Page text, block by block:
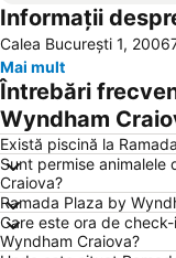
Sărari
Restaurantul Rex
Siloz
Fața Luncii
Informații
Calea București 1,
Mai mult
Întrebări
Wyndham
Există piscină la
Sunt permise animalele
Craiova?
Ramada Plaza by
Care este ora de
Wyndham Craiova?